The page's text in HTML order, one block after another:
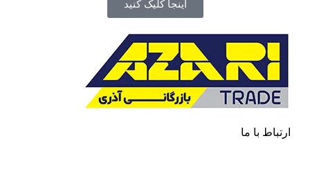
اینجا کلیک کنید
ارتباط با ما